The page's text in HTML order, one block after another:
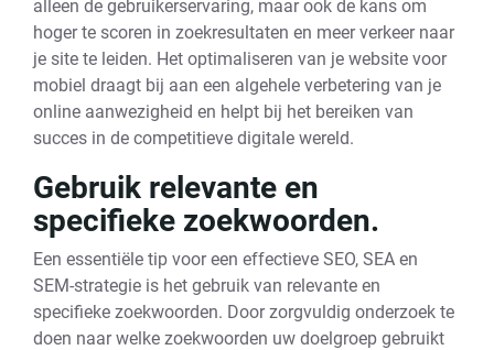
alleen de gebruikerservaring, maar ook de kans om
hoger te scoren in zoekresultaten en meer verkeer naar
je site te leiden. Het optimaliseren van je website voor
mobiel draagt bij aan een algehele verbetering van je
online aanwezigheid en helpt bij het bereiken van
succes in de competitieve digitale wereld.
Gebruik relevante en
specifieke zoekwoorden.
Een essentiële tip voor een effectieve SEO, SEA en
SEM-strategie is het gebruik van relevante en
specifieke zoekwoorden. Door zorgvuldig onderzoek te
doen naar welke zoekwoorden uw doelgroep gebruikt